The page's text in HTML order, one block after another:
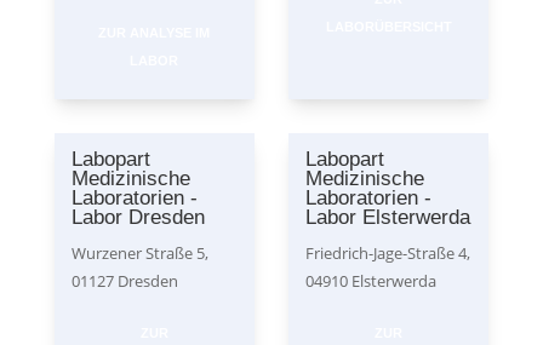
Labopart
Medizinische
Laboratorien -
Labor Dresden
Wurzener Straße 5,
01127 Dresden
Labopart
Medizinische
Laboratorien -
Labor Elsterwerda
Friedrich-Jage-Straße 4,
04910 Elsterwerda